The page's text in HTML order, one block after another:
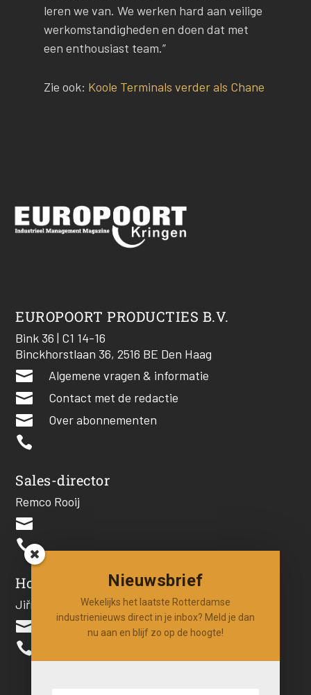
leren we van. We werken hard aan veilige
werkomstandigheden en doen dat met
een enthousiast team.”
Zie ook: Koole Terminals verder als Chane
EUROPOORT PRODUCTIES B.V.
Bink 36 | C1 14-16
Binckhorstlaan 36, 2516 BE Den Haag
 Algemene vragen & informatie
 Contact met de redactie
 Over abonnementen

Sales-director
Remco Rooij


Hoofdredacteur
Jiří Hartog


Nieuwsbrief
Wekelijks het laatste Rotterdamse
industrienieuws direct in je inbox? Meld je dan
nu aan en blijf zo op de hoogte!